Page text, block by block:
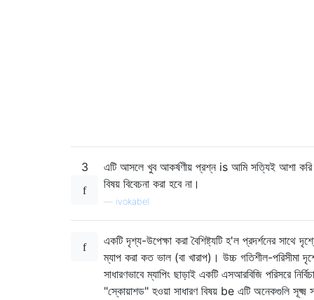
3
এটি আসলে খুব আকর্ষণীয় প্রশ্ন is আমি সত্যিই আশা করি
বিষয় বিবেচনা করা হবে না।
ivokabel
একটি দৃশ্য-উপেক্ষা করা বৈশিষ্ট্যটি হ'ল প্রদর্শনের সাথে
ম্যাপ করা কত ভাল (বা খারাপ)। উচ্চ গতিশীল-পরিসীমা
সাধারণভাবে ম্যাপিং ছাড়াই একটি এসআরবিজি পরিসরে
"স্কোয়াশড" হওয়া সাধারণ বিষয় be এটি অনেকগুলি সূক্ষ্ম